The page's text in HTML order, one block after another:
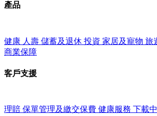
產品
健康 人壽 儲蓄及退休 投資 家居及寵物 旅
商業保障
客戶支援
理賠 保單管理及繳交保費 健康服務 下載